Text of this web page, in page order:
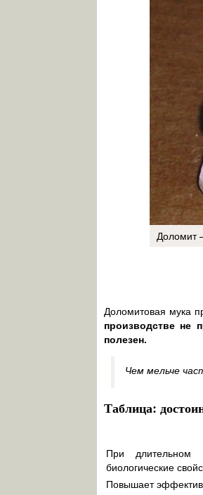
Доломит
Доломитовая мука
производстве не
полезен.
Чем мельче
Таблица:
При длительном
биологические
Повышает